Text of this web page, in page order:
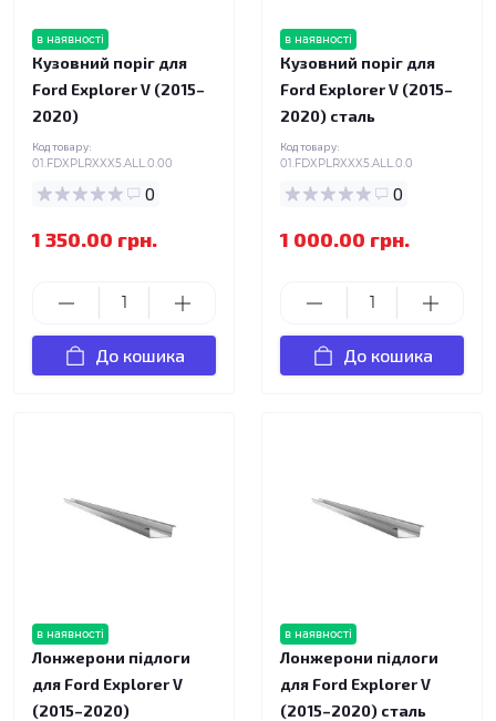
в наявності
Кузовний поріг для
Ford Explorer V (2015–
2020)
Код товару:
01.FDXPLRXXX5.ALL.0.00
0
1 350.00 грн.
До кошика
в наявності
Кузовний поріг для
Ford Explorer V (2015–
2020) сталь
Код товару:
01.FDXPLRXXX5.ALL.0.0
0
1 000.00 грн.
До кошика
в наявності
Лонжерони підлоги
для Ford Explorer V
(2015–2020)
в наявності
Лонжерони підлоги
для Ford Explorer V
(2015–2020) сталь